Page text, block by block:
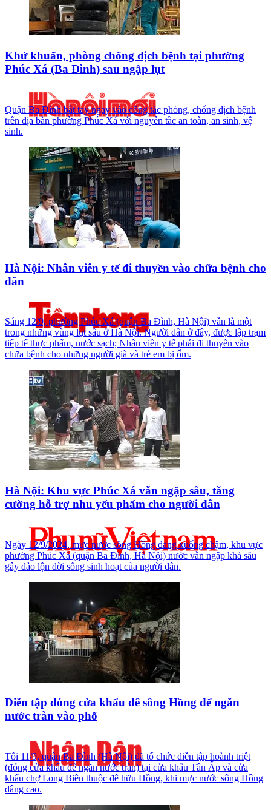
Khử khuẩn, phòng chống dịch bệnh tại phường
Phúc Xá (Ba Đình) sau ngập lụt
Quận Ba Đình bắt tay ngay vào công tác phòng, chống dịch bệnh
trên địa bàn phường Phúc Xá với nguyên tắc an toàn, an sinh, vệ
sinh.
Hà Nội: Nhân viên y tế đi thuyền vào chữa bệnh cho
dân
Sáng 12/9, phường Phúc Xá (quận Ba Đình, Hà Nội) vẫn là một
trong những vùng lụt sâu ở Hà Nội. Người dân ở đây, được lập trạm
tiếp tế thực phẩm, nước sạch; Nhân viên y tế phải đi thuyền vào
chữa bệnh cho những người già và trẻ em bị ốm.
Hà Nội: Khu vực Phúc Xá vẫn ngập sâu, tăng
cường hỗ trợ nhu yếu phẩm cho người dân
Ngày 12/9/2024, mực nước sông Hồng đang xuống chậm, khu vực
phường Phúc Xá (quận Ba Đình, Hà Nội) nước vẫn ngập khá sâu
gây đảo lộn đời sống sinh hoạt của người dân.
Diễn tập đóng cửa khẩu đê sông Hồng để ngăn
nước tràn vào phố
Tối 11/9, quận Ba Đình (Hà Nội) đã tổ chức diễn tập hoành triệt
(đóng cửa khẩu để ngăn nước tràn) tại cửa khẩu Tân Ấp và cửa
khẩu chợ Long Biên thuộc đê hữu Hồng, khi mực nước sông Hồng
dâng cao.